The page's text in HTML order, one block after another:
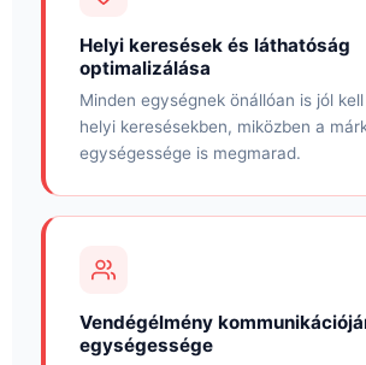
Helyi keresések és láthatóság
optimalizálása
Minden egységnek önállóan is jól
helyi keresésekben, miközben a
egységessége is megmarad.
Vendégélmény
egységessége